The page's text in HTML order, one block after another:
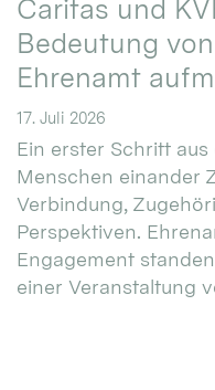
Caritas und
Bedeutung
Ehrenamt
17. Juli 2026
Ein erster Schritt aus
Menschen einander
Verbindung,
Perspektiven.
Engagement
einer Veranstaltung